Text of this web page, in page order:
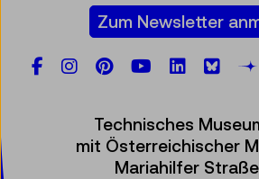
Zum Newsletter
Facebook
Instagram
Pinterest
YouTube
Technisches
mit Österreichischer
Mariahilfer Straße